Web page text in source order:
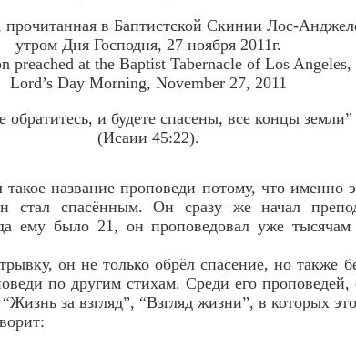
прочитанная в Баптистской Скинии Лос-
утром Дня Господня, 27 ноября 2011г.
preached at the Baptist Tabernacle of Los Angeles,
Lord’s Day Morning, November 27, 2011
и будете спасены, все концы земли”
(Исаии 45:22).
название проповеди потому, что именно
стал спасённым. Он сразу же начал
ему было 21, он проповедовал уже
он не только обрёл спасение, но также
по другим стихам. Среди его
за взгляд”, “Взгляд жизни”, в которых